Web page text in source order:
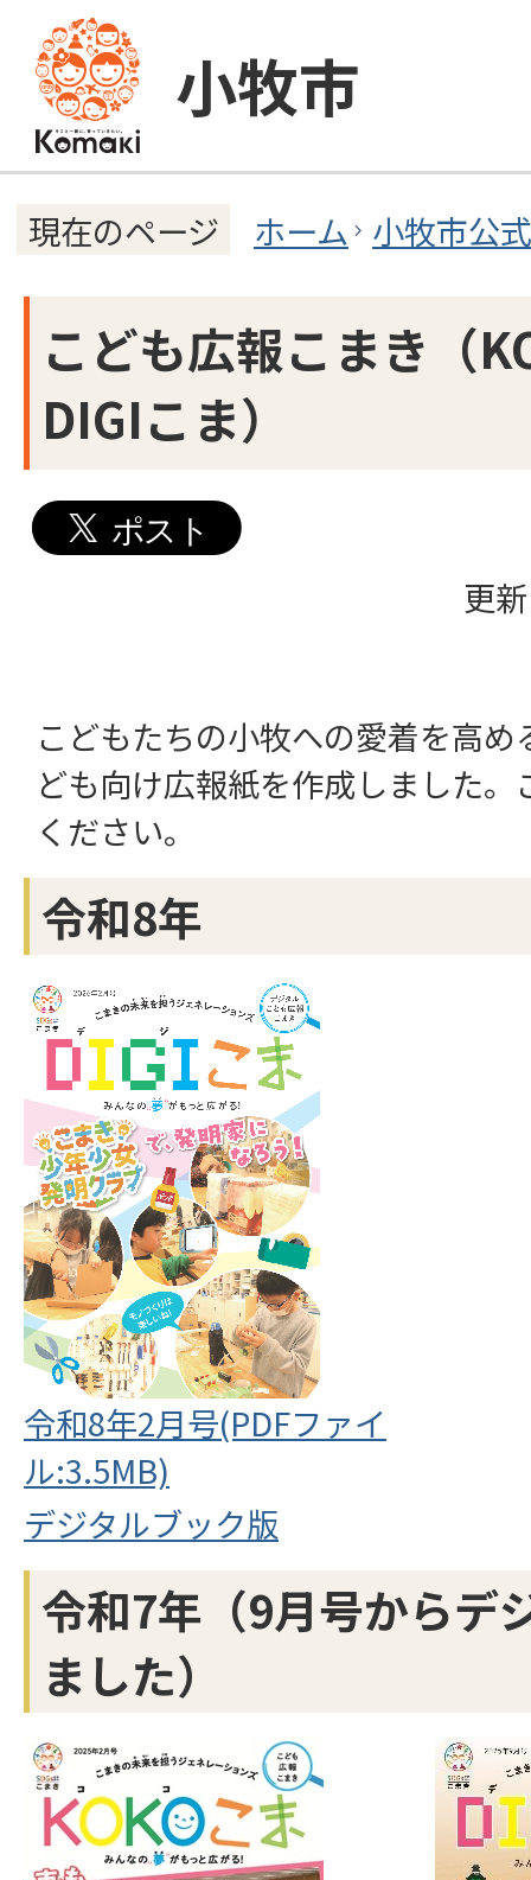
小牧市
現在のページ ホーム 小牧市公
こども広報こまき（
DIGIこま）
更
こどもたちの小牧への愛着を高
ども向け広報紙を作成しました
ください。
令和8年
令和8年2月号(PDFファイ
ル:3.5MB)
デジタルブック版
令和7年（9月号からデ
ました）